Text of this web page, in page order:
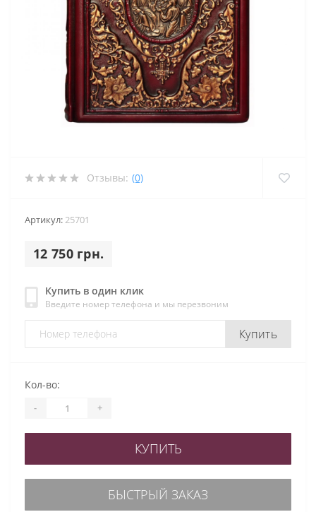
Отзывы: (0)
Артикул:25701
12 750 грн.
Купить в один клик
Введите номер телефона и мы перезвоним
Купить
Кол-во:
- +
КУПИТЬ
БЫСТРЫЙ ЗАКАЗ